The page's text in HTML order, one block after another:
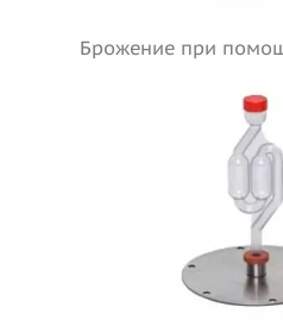
Брожение при